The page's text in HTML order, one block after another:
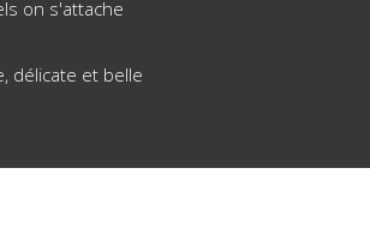
on s'attache
délicate et belle